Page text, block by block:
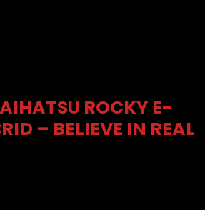
ROCKY E-
– BELIEVE IN REAL